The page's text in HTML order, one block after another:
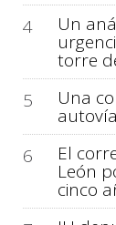
4
Un
torre
5
Una
6
El
León
cinco